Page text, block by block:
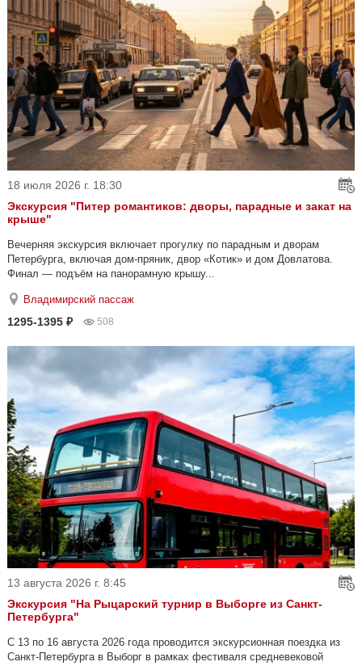
18 июля 2026 г. 18:30
Экскурсия "Питер романтиков: дворы, парадные и закат на
крыше"
Вечерняя экскурсия включает прогулку по парадным и дворам
Петербурга, включая дом-пряник, двор «Котик» и дом Довлатова.
Финал — подъём на панорамную крышу...
Владимирский пассаж
1295-1395 ₽ 508
13 августа 2026 г. 8:45
Экскурсия "На Рыцарский турнир в Выборге из Санкт-
Петербурга"
С 13 по 16 августа 2026 года проводится экскурсионная поездка из
Санкт-Петербурга в Выборг в рамках фестиваля средневековой